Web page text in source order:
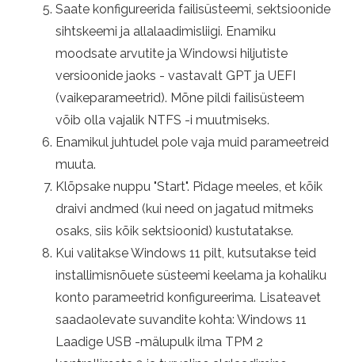
Saate konfigureerida failisüsteemi, sektsioonide
sihtskeemi ja allalaadimisliigi. Enamiku
moodsate arvutite ja Windowsi hiljutiste
versioonide jaoks - vastavalt GPT ja UEFI
(vaikeparameetrid). Mõne pildi failisüsteem
võib olla vajalik NTFS -i muutmiseks.
Enamikul juhtudel pole vaja muid parameetreid
muuta.
Klõpsake nuppu "Start". Pidage meeles, et kõik
draivi andmed (kui need on jagatud mitmeks
osaks, siis kõik sektsioonid) kustutatakse.
Kui valitakse Windows 11 pilt, kutsutakse teid
installimisnõuete süsteemi keelama ja kohaliku
konto parameetrid konfigureerima. Lisateavet
saadaolevate suvandite kohta: Windows 11
Laadige USB -mälupulk ilma TPM 2